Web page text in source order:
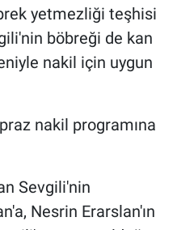
yetmezliği teşhisi
böbreği de kan
nakil için uygun
nakil programına
Sevgili'nin
Nesrin Erarslan'ın